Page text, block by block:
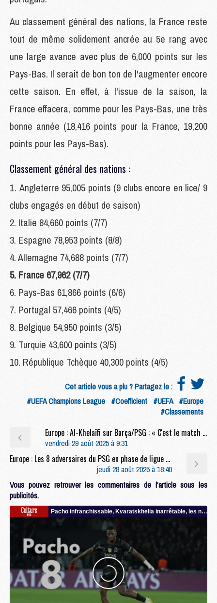
Au classement général des nations, la France reste
tout de même solidement ancrée au 5e rang avec
une large avance avec plus de 6,000 points sur les
Pays-Bas. Il serait de bon ton de l'augmenter encore
cette saison. En effet, à l'issue de la saison, la
France effacera, comme pour les Pays-Bas, une très
bonne année (18,416 points pour la France, 19,200
points pour les Pays-Bas).
Classement général des nations :
Angleterre 95,005 points (9 clubs encore en lice/ 9
clubs engagés en début de saison)
2. Italie 84,660 points (7/7)
3. Espagne 78,953 points (8/8)
4. Allemagne 74,688 points (7/7)
5. France 67,962 (7/7)
6. Pays-Bas 61,866 points (6/6)
7. Portugal 57,466 points (4/5)
8. Belgique 54,950 points (3/5)
9. Turquie 43,600 points (3/5)
10. République Tchèque 40,300 points (4/5)
Cet article vous a plu ? Partagez le :
#UEFA Champions League #Coefficient #UEFA #Europe
#Classements
Europe : Al-Khelaïfi sur Barça/PSG : « C'est le match que tout le monde attend »
vendredi 29 août 2025 à 9:31
Europe : Les 8 adversaires du PSG en phase de ligue de la Champions League
jeudi 28 août 2025 à 18:40
Vous pouvez retrouver les commentaires de l'article sous les
publicités.